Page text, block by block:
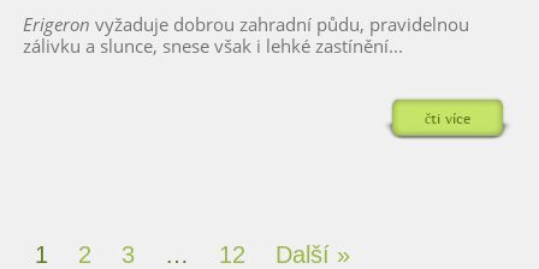
Erigeron vyžaduje dobrou zahradní půdu, pravidelnou
zálivku a slunce, snese však i lehké zastínění...
čti více
1 2 3 … 12 Další »